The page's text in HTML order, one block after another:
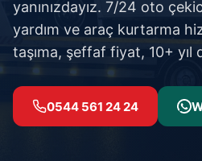
yanınızdayız. 7/24 oto
yardım ve araç kurtarma
taşıma, şeffaf fiyat, 10+ yıl
0544 561 24 24